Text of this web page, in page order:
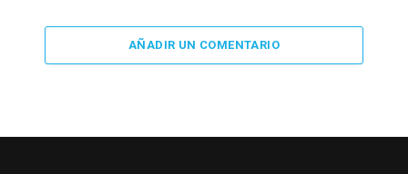
AÑADIR UN COMENTARIO